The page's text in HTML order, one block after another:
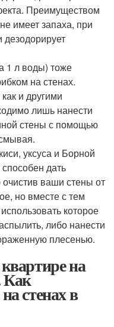
Преимуществом
имеет запаха, при
дезодорирует
1 л воды) тоже
на стенах.
и другими
лишь нанести
стены с помощью
уксуса и Борной
дать
ваши стены от
но вместе с тем
которое
либо нанести
плесенью.
на
Как
стенах в